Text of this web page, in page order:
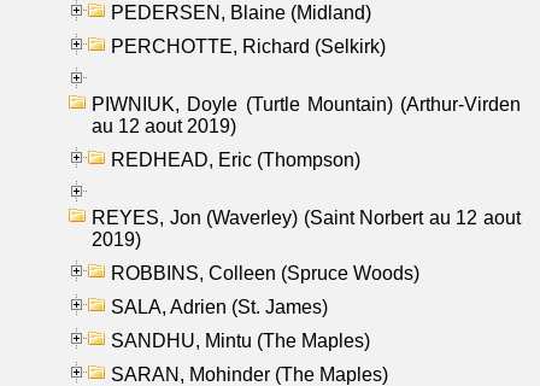
PEDERSEN, Blaine (Midland)
PERCHOTTE, Richard (Selkirk)
PIWNIUK, Doyle (Turtle Mountain) (Arthur-Virden
au 12 aout 2019)
REDHEAD, Eric (Thompson)
REYES, Jon (Waverley) (Saint Norbert au 12 aout
2019)
ROBBINS, Colleen (Spruce Woods)
SALA, Adrien (St. James)
SANDHU, Mintu (The Maples)
SARAN, Mohinder (The Maples)